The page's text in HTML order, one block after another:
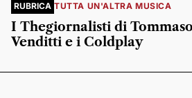
RUBRICA TUTTA UN'ALTRA MUSICA
I Thegiornalisti di
Venditti e i Coldplay